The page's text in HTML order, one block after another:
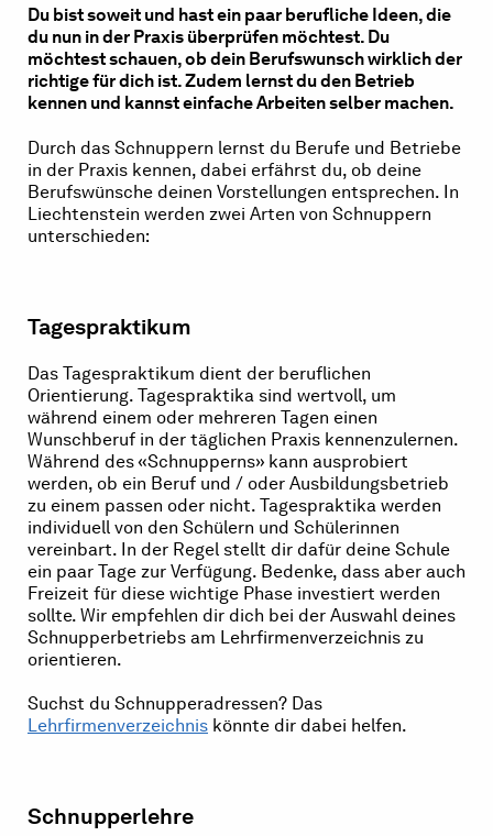
Du bist soweit und hast ein paar berufliche Ideen, die
du nun in der Praxis überprüfen möchtest. Du
möchtest schauen, ob dein Berufswunsch wirklich der
richtige für dich ist. Zudem lernst du den Betrieb
kennen und kannst einfache Arbeiten selber machen.
Durch das Schnuppern lernst du Berufe und Betriebe
in der Praxis kennen, dabei erfährst du, ob deine
Berufswünsche deinen Vorstellungen entsprechen. In
Liechtenstein werden zwei Arten von Schnuppern
unterschieden:
Tagespraktikum
Das Tagespraktikum dient der beruflichen
Orientierung. Tagespraktika sind wertvoll, um
während einem oder mehreren Tagen einen
Wunschberuf in der täglichen Praxis kennenzulernen.
Während des «Schnupperns» kann ausprobiert
werden, ob ein Beruf und / oder Ausbildungsbetrieb
zu einem passen oder nicht. Tagespraktika werden
individuell von den Schülern und Schülerinnen
vereinbart. In der Regel stellt dir dafür deine Schule
ein paar Tage zur Verfügung. Bedenke, dass aber auch
Freizeit für diese wichtige Phase investiert werden
sollte. Wir empfehlen dir dich bei der Auswahl deines
Schnupperbetriebs am Lehrfirmenverzeichnis zu
orientieren.
Suchst du Schnupperadressen? Das
Lehrfirmenverzeichnis könnte dir dabei helfen.
Schnupperlehre